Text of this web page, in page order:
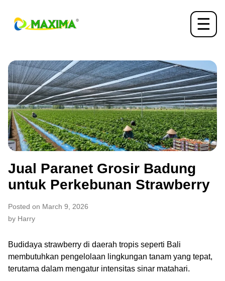
☰
Jual Paranet Grosir Badung
untuk Perkebunan Strawberry
Posted on March 9, 2026
by Harry
Budidaya strawberry di daerah tropis seperti Bali
membutuhkan pengelolaan lingkungan tanam yang tepat,
terutama dalam mengatur intensitas sinar matahari.